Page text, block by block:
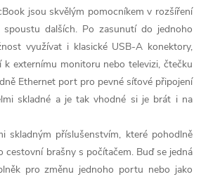
jsou skvělým pomocníkem v rozšíření
dalších. Po zasunutí do jednoho
využívat i klasické USB-A konektory,
externímu monitoru nebo televizi, čtečku
Ethernet port pro pevné síťové připojení
skladné a je tak vhodné si je brát i na
skladným příslušenstvím, které pohodlně
cestovní brašny s počítačem. Buď se jedná
pro změnu jednoho portu nebo jako